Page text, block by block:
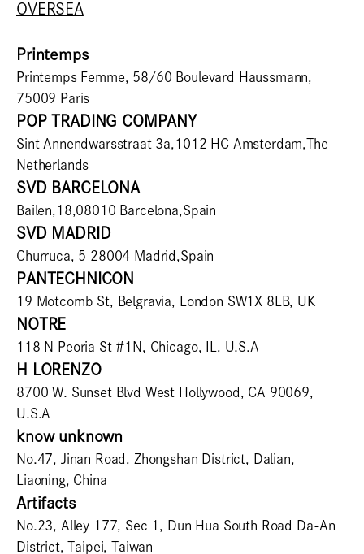
OVERSEA
Printemps
Printemps Femme, 58/60 Boulevard Haussmann,
75009 Paris
POP TRADING COMPANY
Sint Annendwarsstraat 3a,1012 HC Amsterdam,The
Netherlands
SVD BARCELONA
Bailen,18,08010 Barcelona,Spain
SVD MADRID
Churruca, 5 28004 Madrid,Spain
PANTECHNICON
19 Motcomb St, Belgravia, London SW1X 8LB, UK
NOTRE
118 N Peoria St #1N, Chicago, IL, U.S.A
H LORENZO
8700 W. Sunset Blvd West Hollywood, CA 90069,
U.S.A
know unknown
No.47, Jinan Road, Zhongshan District, Dalian,
Liaoning, China
Artifacts
No.23, Alley 177, Sec 1, Dun Hua South Road Da-An
District, Taipei, Taiwan